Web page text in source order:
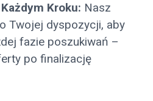
Kroku: Nasz
Twojej dyspozycji, aby
fazie poszukiwań –
po finalizację